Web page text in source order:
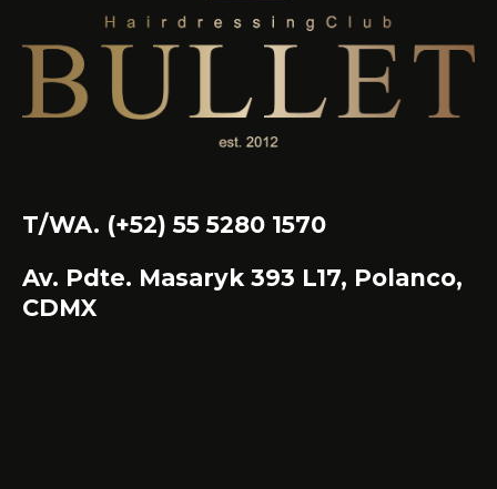
T/WA. (+52) 55 5280 1570
Av. Pdte. Masaryk 393 L17, Polanco,
CDMX